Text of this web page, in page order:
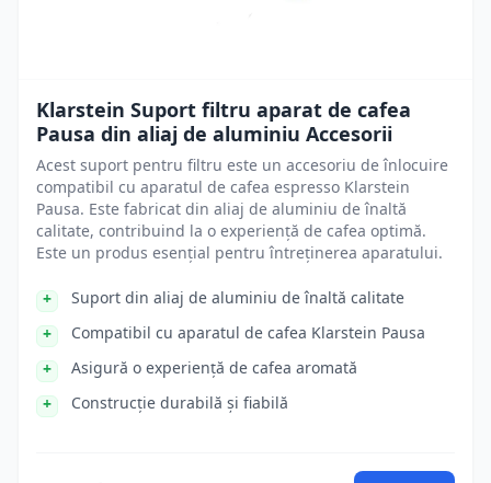
Klarstein Suport filtru aparat de cafea
Pausa din aliaj de aluminiu Accesorii
Acest suport pentru filtru este un accesoriu de înlocuire
compatibil cu aparatul de cafea espresso Klarstein
Pausa. Este fabricat din aliaj de aluminiu de înaltă
calitate, contribuind la o experiență de cafea optimă.
Este un produs esențial pentru întreținerea aparatului.
Suport din aliaj de aluminiu de înaltă calitate
Compatibil cu aparatul de cafea Klarstein Pausa
Asigură o experiență de cafea aromată
Construcție durabilă și fiabilă